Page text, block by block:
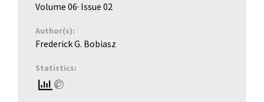
Volume 06· Issue 02
Author(s):
Frederick G. Bobiasz
Statistics: